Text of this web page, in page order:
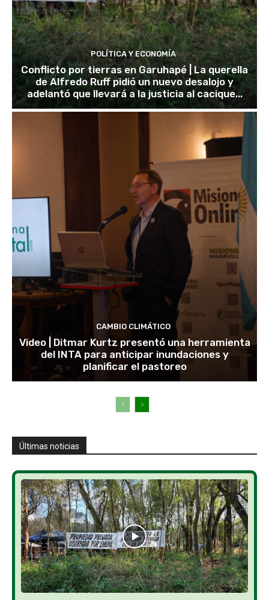
POLÍTICA Y ECONOMÍA
Conflicto por tierras en Garuhapé | La querella
de Alfredo Ruff pidió un nuevo desalojo y
adelantó que llevará a la justicia al cacique...
CAMBIO CLIMÁTICO
Video | Ditmar Kurtz presentó una herramienta
del INTA para anticipar inundaciones y
planificar el pastoreo
Últimas noticias